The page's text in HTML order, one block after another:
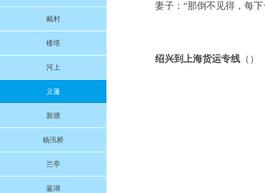
戴村
楼塔
河上
义蓬
新塘
杨汛桥
兰亭
鉴湖
妻子：“那倒不见得，每
绍兴到上海货运专线 （）